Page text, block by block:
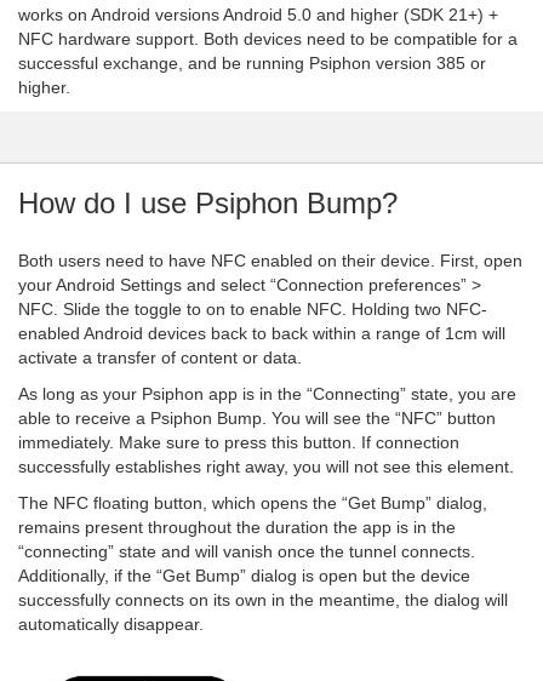
works on Android versions Android 5.0 and higher (SDK 21+) +
NFC hardware support. Both devices need to be compatible for a
successful exchange, and be running Psiphon version 385 or
higher.
How do I use Psiphon Bump?
Both users need to have NFC enabled on their device. First, open
your Android Settings and select “Connection preferences” >
NFC. Slide the toggle to on to enable NFC. Holding two NFC-
enabled Android devices back to back within a range of 1cm will
activate a transfer of content or data.
As long as your Psiphon app is in the “Connecting” state, you are
able to receive a Psiphon Bump. You will see the “NFC” button
immediately. Make sure to press this button. If connection
successfully establishes right away, you will not see this element.
The NFC floating button, which opens the “Get Bump” dialog,
remains present throughout the duration the app is in the
“connecting” state and will vanish once the tunnel connects.
Additionally, if the “Get Bump” dialog is open but the device
successfully connects on its own in the meantime, the dialog will
automatically disappear.